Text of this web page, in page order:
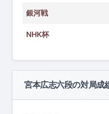
銀河戦
NHK杯
宮本広志六段の対局成